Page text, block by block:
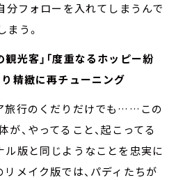
分フォローを入れてしまうんで
まう。
光客」「度重なるホッピー紛
り精緻に再チューニング
旅行のくだりだけでも……この
、やってること、起こってる
ル版と同じようなことを忠実に
リメイク版では、パディたちが